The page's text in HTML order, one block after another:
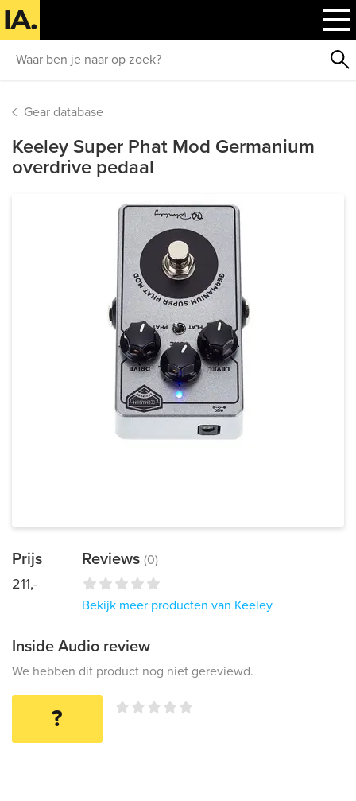
Gear database
Keeley Super Phat Mod Germanium
overdrive pedaal
Prijs
211,-
Reviews (0)
Bekijk meer producten van Keeley
Inside Audio review
We hebben dit product nog niet gereviewd.
?